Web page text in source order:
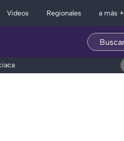
Videos Regionales a más +